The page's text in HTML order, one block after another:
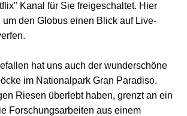
Kanal für Sie freigeschaltet. Hier
um den Globus einen Blick auf Live-
hat uns auch der wunderschöne
im Nationalpark Gran Paradiso.
Riesen überlebt haben, grenzt an ein
Forschungsarbeiten aus einem